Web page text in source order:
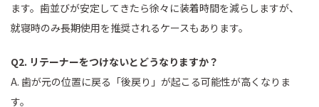
ます。歯並びが安定してきたら徐々に装着時間を減らしますが、
就寝時のみ長期使用を推奨されるケースもあります。
Q2. リテーナーをつけないとどうなりますか？
A. 歯が元の位置に戻る「後戻り」が起こる可能性が高くなりま
す。